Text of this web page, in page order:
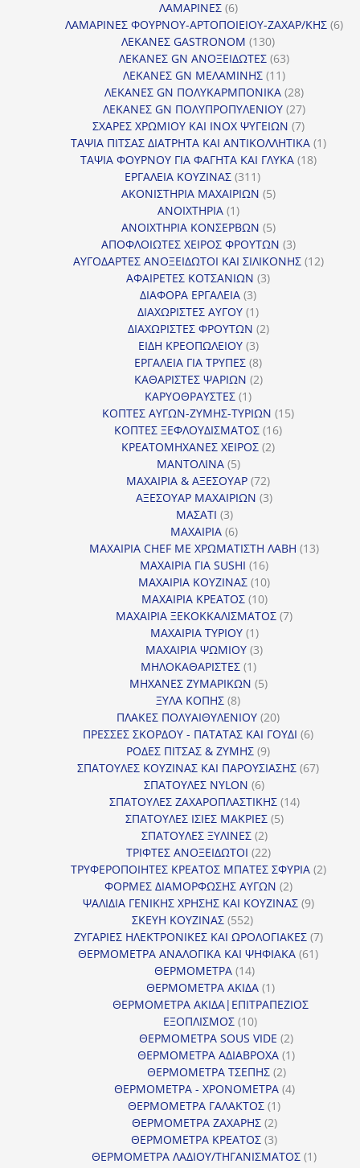
ΛΑΜΑΡΙΝΕΣ 66
προϊόντα
ΛΑΜΑΡΙΝΕΣ ΦΟΥΡΝΟΥ-ΑΡΤΟΠΟΙΕΙΟΥ-ΖΑΧΑΡ/ΚΗΣ 66
ΛΕΚΑΝΕΣ GASTRONOM 130130
προϊόντα
ΛΕΚΑΝΕΣ GN ΑΝΟΞΕΙΔΩΤΕΣ 6363
ΛΕΚΑΝΕΣ GN ΜΕΛΑΜΙΝΗΣ 1111
προϊόντα
ΛΕΚΑΝΕΣ GN ΠΟΛΥΚΑΡΜΠΟΝΙΚΑ 2828
προϊόντα
ΛΕΚΑΝΕΣ GN ΠΟΛΥΠΡΟΠΥΛΕΝΙΟΥ 2727
προϊόντα
ΣΧΑΡΕΣ ΧΡΩΜΙΟΥ ΚΑΙ INOX ΨΥΓΕΙΩΝ 77
προϊόντα
ΤΑΨΙΑ ΠΙΤΣΑΣ ΔΙΑΤΡΗΤΑ ΚΑΙ ΑΝΤΙΚΟΛΛΗΤΙΚΑ 11
ΤΑΨΙΑ ΦΟΥΡΝΟΥ ΓΙΑ ΦΑΓΗΤΑ ΚΑΙ ΓΛΥΚΑ 1818
ΕΡΓΑΛΕΙΑ ΚΟΥΖΙΝΑΣ 311311
προϊόντα
ΑΚΟΝΙΣΤΗΡΙΑ ΜΑΧΑΙΡΙΩΝ 55
ΑΝΟΙΧΤΗΡΙΑ 11
προϊόν
ΑΝΟΙΧΤΗΡΙΑ ΚΟΝΣΕΡΒΩΝ 55
προϊόντα
ΑΠΟΦΛΟΙΩΤΕΣ ΧΕΙΡΟΣ ΦΡΟΥΤΩΝ 33
προϊόντα
ΑΥΓΟΔΑΡΤΕΣ ΑΝΟΞΕΙΔΩΤΟΙ ΚΑΙ ΣΙΛΙΚΟΝΗΣ 1212
ΑΦΑΙΡΕΤΕΣ ΚΟΤΣΑΝΙΩΝ 33
ΔΙΑΦΟΡΑ ΕΡΓΑΛΕΙΑ 33
προϊόντα
ΔΙΑΧΩΡΙΣΤΕΣ ΑΥΓΟΥ 11
προϊόν
ΔΙΑΧΩΡΙΣΤΕΣ ΦΡΟΥΤΩΝ 22
ΕΙΔΗ ΚΡΕΟΠΩΛΕΙΟΥ 33
προϊόντα
ΕΡΓΑΛΕΙΑ ΓΙΑ ΤΡΥΠΕΣ 88
προϊόντα
ΚΑΘΑΡΙΣΤΕΣ ΨΑΡΙΩΝ 22
ΚΑΡΥΟΘΡΑΥΣΤΕΣ 11
προϊόν
ΚΟΠΤΕΣ ΑΥΓΩΝ-ΖΥΜΗΣ-ΤΥΡΙΩΝ 1515
ΚΟΠΤΕΣ ΞΕΦΛΟΥΔΙΣΜΑΤΟΣ 1616
ΚΡΕΑΤΟΜΗΧΑΝΕΣ ΧΕΙΡΟΣ 22
ΜΑΝΤΟΛΙΝΑ 55
προϊόντα
ΜΑΧΑΙΡΙΑ & ΑΞΕΣΟΥΑΡ 7272
προϊόντα
ΑΞΕΣΟΥΑΡ ΜΑΧΑΙΡΙΩΝ 33
ΜΑΣΑΤΙ 33
προϊόντα
ΜΑΧΑΙΡΙΑ 66
προϊόντα
ΜΑΧΑΙΡΙΑ CHEF ΜΕ ΧΡΩΜΑΤΙΣΤΗ ΛΑΒΗ 1313
ΜΑΧΑΙΡΙΑ ΓΙΑ SUSHI 1616
προϊόντα
ΜΑΧΑΙΡΙΑ ΚΟΥΖΙΝΑΣ 1010
προϊόντα
ΜΑΧΑΙΡΙΑ ΚΡΕΑΤΟΣ 1010
προϊόντα
ΜΑΧΑΙΡΙΑ ΞΕΚΟΚΚΑΛΙΣΜΑΤΟΣ 77
ΜΑΧΑΙΡΙΑ ΤΥΡΙΟΥ 11
προϊόν
ΜΑΧΑΙΡΙΑ ΨΩΜΙΟΥ 33
ΜΗΛΟΚΑΘΑΡΙΣΤΕΣ 11
προϊόν
ΜΗΧΑΝΕΣ ΖΥΜΑΡΙΚΩΝ 55
ΞΥΛΑ ΚΟΠΗΣ 88
προϊόντα
ΠΛΑΚΕΣ ΠΟΛΥΑΙΘΥΛΕΝΙΟΥ 2020
προϊόντα
ΠΡΕΣΣΕΣ ΣΚΟΡΔΟΥ - ΠΑΤΑΤΑΣ ΚΑΙ ΓΟΥΔΙ 66
ΡΟΔΕΣ ΠΙΤΣΑΣ & ΖΥΜΗΣ 99
προϊόντα
ΣΠΑΤΟΥΛΕΣ ΚΟΥΖΙΝΑΣ ΚΑΙ ΠΑΡΟΥΣΙΑΣΗΣ 6767
ΣΠΑΤΟΥΛΕΣ NYLON 66
προϊόντα
ΣΠΑΤΟΥΛΕΣ ΖΑΧΑΡΟΠΛΑΣΤΙΚΗΣ 1414
ΣΠΑΤΟΥΛΕΣ ΙΣΙΕΣ ΜΑΚΡΙΕΣ 55
ΣΠΑΤΟΥΛΕΣ ΞΥΛΙΝΕΣ 22
προϊόντα
ΤΡΙΦΤΕΣ ΑΝΟΞΕΙΔΩΤΟΙ 2222
προϊόντα
ΤΡΥΦΕΡΟΠΟΙΗΤΕΣ ΚΡΕΑΤΟΣ ΜΠΑΤΕΣ ΣΦΥΡΙΑ 22
ΦΟΡΜΕΣ ΔΙΑΜΟΡΦΩΣΗΣ ΑΥΓΩΝ 22
προϊόντα
ΨΑΛΙΔΙΑ ΓΕΝΙΚΗΣ ΧΡΗΣΗΣ ΚΑΙ ΚΟΥΖΙΝΑΣ 99
ΣΚΕΥΗ ΚΟΥΖΙΝΑΣ 552552
προϊόντα
ΖΥΓΑΡΙΕΣ ΗΛΕΚΤΡΟΝΙΚΕΣ ΚΑΙ ΩΡΟΛΟΓΙΑΚΕΣ 77
ΘΕΡΜΟΜΕΤΡΑ ΑΝΑΛΟΓΙΚΑ ΚΑΙ ΨΗΦΙΑΚΑ 6161
ΘΕΡΜΟΜΕΤΡΑ 1414
προϊόντα
ΘΕΡΜΟΜΕΤΡΑ ΑΚΙΔΑ 11
προϊόν
ΘΕΡΜΟΜΕΤΡΑ ΑΚΙΔΑ|ΕΠΙΤΡΑΠΕΖΙΟΣ
ΕΞΟΠΛΙΣΜΟΣ 1010
προϊόντα
ΘΕΡΜΟΜΕΤΡΑ SOUS VIDE 22
προϊόντα
ΘΕΡΜΟΜΕΤΡΑ ΑΔΙΑΒΡΟΧΑ 11
ΘΕΡΜΟΜΕΤΡΑ ΤΣΕΠΗΣ 22
προϊόντα
ΘΕΡΜΟΜΕΤΡΑ - ΧΡΟΝΟΜΕΤΡΑ 44
ΘΕΡΜΟΜΕΤΡΑ ΓΑΛΑΚΤΟΣ 11
προϊόν
ΘΕΡΜΟΜΕΤΡΑ ΖΑΧΑΡΗΣ 22
προϊόντα
ΘΕΡΜΟΜΕΤΡΑ ΚΡΕΑΤΟΣ 33
προϊόντα
ΘΕΡΜΟΜΕΤΡΑ ΛΑΔΙΟΥ/ΤΗΓΑΝΙΣΜΑΤΟΣ 11